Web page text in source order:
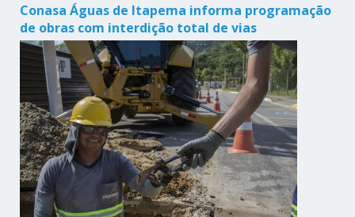
Conasa Águas de Itapema informa programação
de obras com interdição total de vias